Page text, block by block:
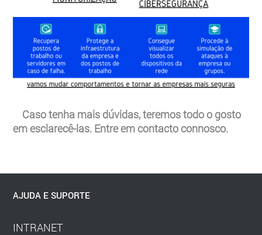
Caso tenha mais dúvidas, teremos todo o gosto
em esclarecê-las. Entre em contacto connosco.
AJUDA E SUPORTE
INTRANET